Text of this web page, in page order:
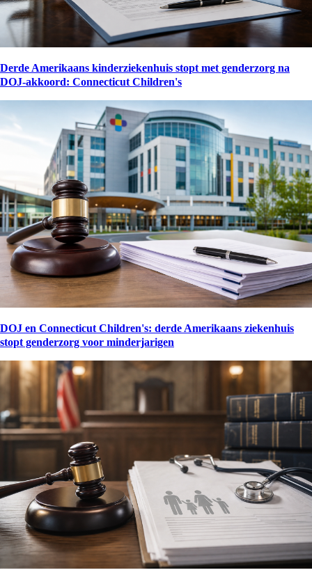
Derde Amerikaans kinderziekenhuis stopt met genderzorg na
DOJ-akkoord: Connecticut Children's
DOJ en Connecticut Children's: derde Amerikaans ziekenhuis
stopt genderzorg voor minderjarigen